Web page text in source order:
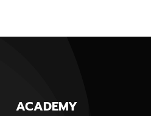
ACADEMY